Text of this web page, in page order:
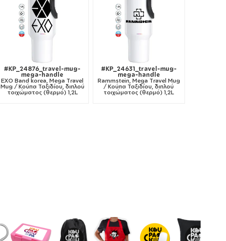
#KP_24876_travel-mug-
mega-handle
EXO Band korea, Mega Travel
Mug / Κούπα Ταξιδίου, διπλού
τοιχώματος (θερμό) 1,2L
#KP_24631_travel-mug-
mega-handle
Rammstein, Mega Travel Mug
/ Κούπα Ταξιδίου, διπλού
τοιχώματος (θερμό) 1,2L